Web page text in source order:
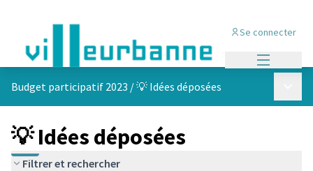
Se connecter
Budget participatif 2023 /💡 Idées déposées
💡 Idées déposées
Filtrer et rechercher